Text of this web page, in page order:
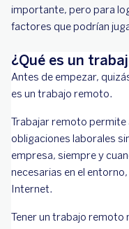
importante, pero para
factores que podrían
¿Qué es un
Antes de empezar,
es un trabajo remoto.
Trabajar remoto permite
obligaciones laborales
empresa, siempre y
necesarias en el
Internet.
Tener un trabajo remoto